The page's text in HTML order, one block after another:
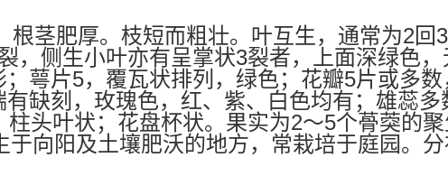
根茎肥厚。枝短而粗壮。叶互生，通常为2回3
，侧生小叶亦有呈掌状3裂者，上面深绿色
；萼片5，覆瓦状排列，绿色；花瓣5片或多
缺刻，玫瑰色，红、紫、白色均有；雄蕊
头叶状；花盘杯状。果实为2～5个蓇葖的
于向阳及土壤肥沃的地方，常栽培于庭园。分